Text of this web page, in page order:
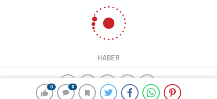
0 0
HABER